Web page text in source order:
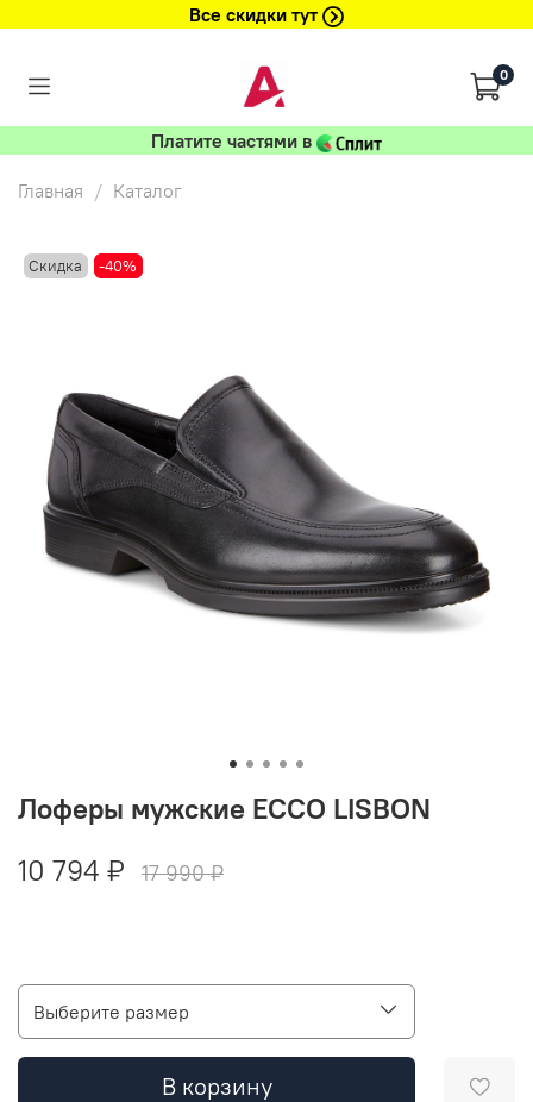
Все скидки тут
0
Платите частями в
Главная Каталог
Скидка -40%
Лоферы мужские ECCO LISBON
10 794 ₽
17 990 ₽
Выберите размер
В корзину